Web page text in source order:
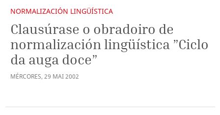
NORMALIZACIÓN LINGÜÍSTICA
Clausúrase o obradoiro de
normalización lingüística ”Ciclo
da auga doce”
MÉRCORES, 29 MAI2002